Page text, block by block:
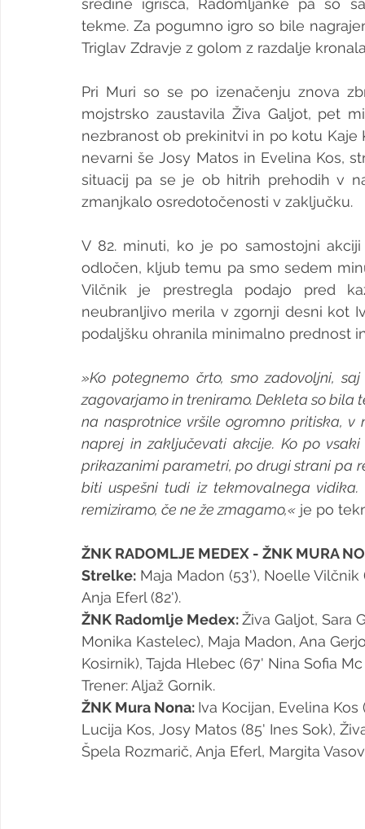
sredine igrišča, Radomljanke pa so
tekme. Za pogumno igro so bile
Triglav Zdravje z golom z razdalje
Pri Muri so se po izenačenju znova
mojstrsko zaustavila Živa Galjot, pet
nezbranost ob prekinitvi in po kotu Kaje
nevarni še Josy Matos in Evelina Kos,
situacij pa se je ob hitrih prehodih v
zmanjkalo osredotočenosti v zaključku.
V 82. minuti, ko je po samostojni
odločen, kljub temu pa smo sedem
Vilčnik je prestregla podajo pred
neubranljivo merila v zgornji desni kot
podaljšku ohranila minimalno prednost
»Ko potegnemo črto, smo zadovoljni,
zagovarjamo in treniramo. Dekleta so bila
na nasprotnice vršile ogromno pritiska,
naprej in zaključevati akcije. Ko po
prikazanimi parametri, po drugi strani pa
biti uspešni tudi iz tekmovalnega
remiziramo, če ne že zmagamo,« je po
ŽNK RADOMLJE MEDEX - ŽNK MURA
Strelke: Maja Madon (53'), Noelle Vilčnik
Anja Eferl (82').
ŽNK Radomlje Medex: Živa Galjot, Sara
Monika Kastelec), Maja Madon, Ana
Kosirnik), Tajda Hlebec (67' Nina Sofia
Trener: Aljaž Gornik.
ŽNK Mura Nona: Iva Kocijan, Evelina
Lucija Kos, Josy Matos (85' Ines Sok),
Špela Rozmarič, Anja Eferl, Margita